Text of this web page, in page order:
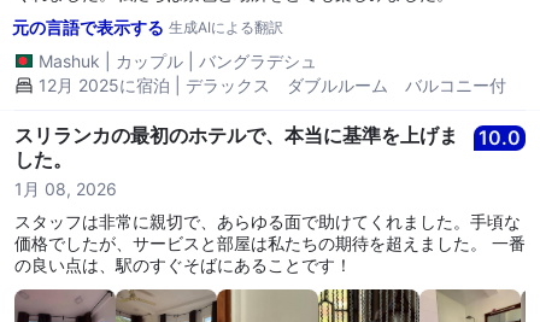
元の言語で表示する 生成AIによる翻訳
Mashuk カップル
バングラデシュ
12月 2025に宿泊 | デラックス ダブルルーム バルコニー付
スリランカの最初のホテルで、本当に基準を上げま
した。
10.0
1月 08, 2026
スタッフは非常に親切で、あらゆる面で助けてくれました。手頃な
価格でしたが、サービスと部屋は私たちの期待を超えました。 一番
の良い点は、駅のすぐそばにあることです！